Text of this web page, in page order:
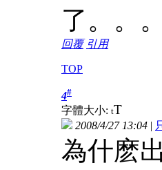
了。。
回覆 引用
TOP
4#
字體大小: tT
2008/4/27 13:04 |
為什麽